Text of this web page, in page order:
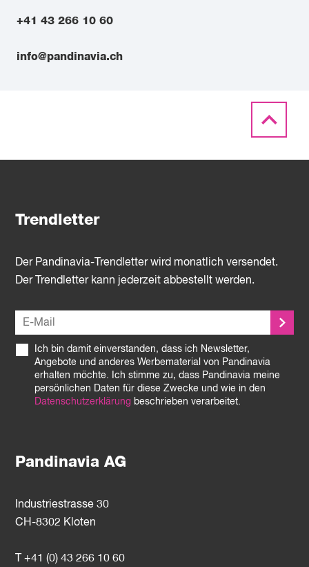
+41 43 266 10 60
info@pandinavia.ch
Pandinavia AG
Industriestrasse 30
CH-8302 Kloten
T +41 (0) 43 266 10 60
Trendletter
Der Pandinavia-Trendletter wird monatlich versendet.
Der Trendletter kann jederzeit abbestellt werden.
Ich bin damit einverstanden, dass ich Newsletter,
Angebote und anderes Werbematerial von Pandinavia
erhalten möchte. Ich stimme zu, dass Pandinavia meine
persönlichen Daten für diese Zwecke und wie in den
Datenschutzerklärung beschrieben verarbeitet.